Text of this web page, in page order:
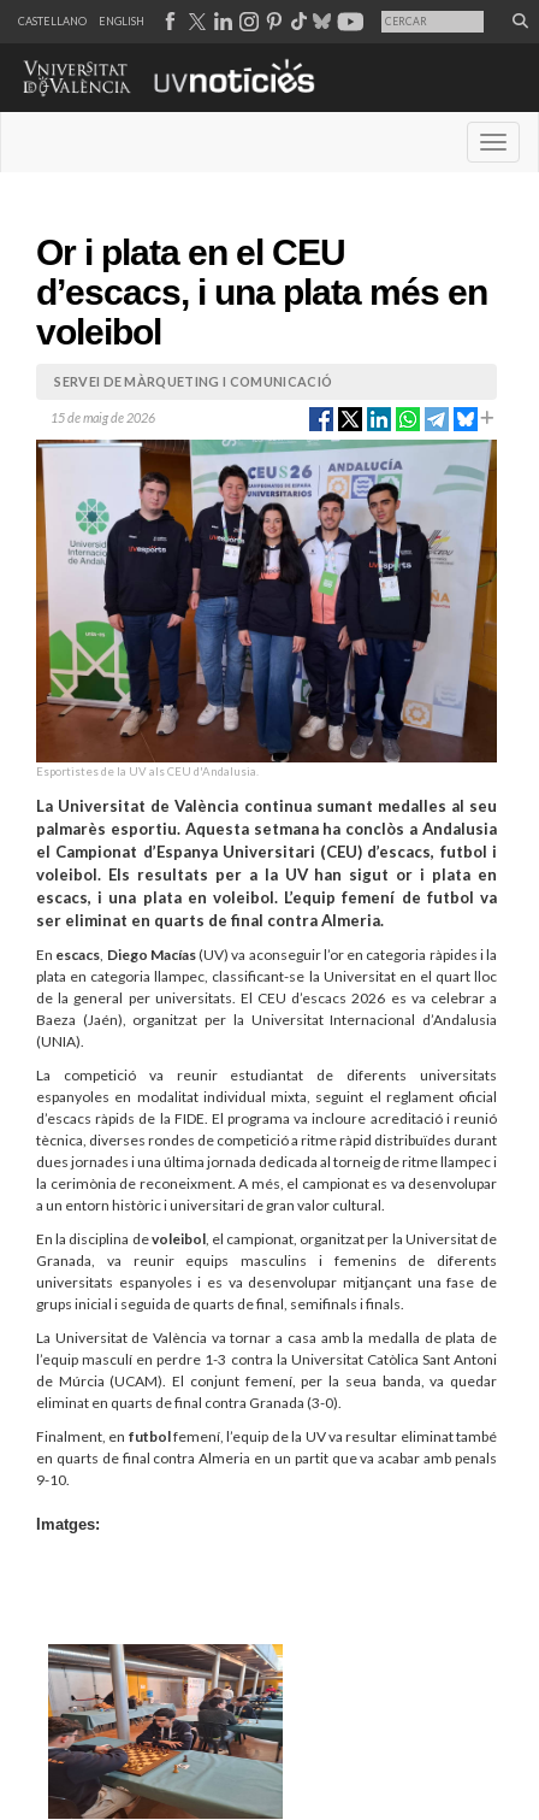
CASTELLANO ENGLISH
Or i plata en el CEU
d’escacs, i una plata més en
voleibol
SERVEI DE MÀRQUETING I COMUNICACIÓ
15 de maig de 2026
Esportistes de la UV als CEU d'Andalusia.
La Universitat de València continua sumant medalles al seu
palmarès esportiu. Aquesta setmana ha conclòs a Andalusia
el Campionat d’Espanya Universitari (CEU) d’escacs, futbol i
voleibol. Els resultats per a la UV han sigut or i plata en
escacs, i una plata en voleibol. L’equip femení de futbol va
ser eliminat en quarts de final contra Almeria.
En escacs Diego Macías(UV) va aconseguir l’or en categoria ràpides i la
plata en categoria llampec, classificant-se la Universitat en el quart lloc
de la general per universitats. El CEU d’escacs 2026 es va celebrar a
Baeza (Jaén), organitzat per la Universitat Internacional d’Andalusia
(UNIA).
La competició va reunir estudiantat de diferents universitats
espanyoles en modalitat individual mixta, seguint el reglament oficial
d’escacs ràpids de la FIDE. El programa va incloure acreditació i reunió
tècnica, diverses rondes de competició a ritme ràpid distribuïdes durant
dues jornades i una última jornada dedicada al torneig de ritme llampec i
la cerimònia de reconeixment. A més, el campionat es va desenvolupar
a un entorn històric i universitari de gran valor cultural.
En la disciplina devoleibol, el campionat, organitzat per la Universitat de
Granada, va reunir equips masculins i femenins de diferents
universitats espanyoles i es va desenvolupar mitjançant una fase de
grups inicial i seguida de quarts de final, semifinals i finals.
La Universitat de València va tornar a casa amb la medalla de plata de
l’equip masculí en perdre 1-3 contra la Universitat Catòlica Sant Antoni
de Múrcia (UCAM). El conjunt femení, per la seua banda, va quedar
eliminat en quarts de final contra Granada (3-0).
Finalment, en futbolfemení, l’equip de la UV va resultar eliminat també
en quarts de final contra Almeria en un partit que va acabar amb penals
9-10.
Imatges: